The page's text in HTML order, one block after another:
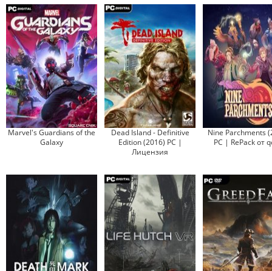
Marvel's Guardians of the
Galaxy
Dead Island - Definitive
Edition (2016) PC |
Лицензия
Nine Parchments
PC | RePack от